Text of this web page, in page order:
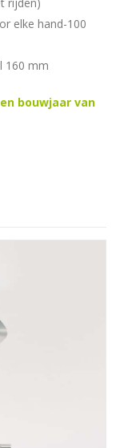
elke hand-100
160 mm
bouwjaar van